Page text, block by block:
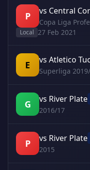
P vs Central
Copa Liga
Local 27 Feb 2021
E vs Atletico
Superliga
G vs River Plate
2016/17
P vs River Plate
2015